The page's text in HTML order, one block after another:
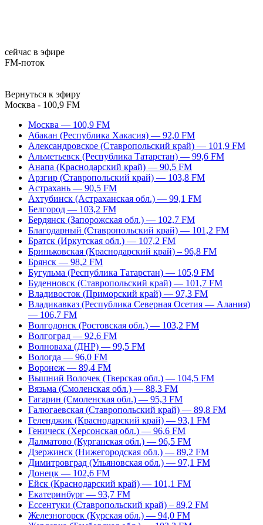
сейчас в эфире
FM-поток
Вернуться к эфиру
Москва - 100,9 FM
Москва — 100,9 FM
Абакан (Республика Хакасия) — 92,0 FM
Александровское (Ставропольский край) — 101,9 FM
Альметьевск (Республика Татарстан) — 99,6 FM
Анапа (Краснодарский край) — 90,5 FM
Арзгир (Ставропольский край) — 103,8 FM
Астрахань — 90,5 FM
Ахтубинск (Астраханская обл.) — 99,1 FM
Белгород — 103,2 FM
Бердянск (Запорожская обл.) — 102,7 FM
Благодарный (Ставропольский край) — 101,2 FM
Братск (Иркутская обл.) — 107,2 FM
Бриньковская (Краснодарский край) – 96,8 FM
Брянск — 98,2 FM
Бугульма (Республика Татарстан) — 105,9 FM
Буденновск (Ставропольский край) — 101,7 FM
Владивосток (Приморский край) — 97,3 FM
Владикавказ (Республика Северная Осетия — Алания)
— 106,7 FM
Волгодонск (Ростовская обл.) — 103,2 FM
Волгоград — 92,6 FM
Волноваха (ДНР) — 99,5 FM
Вологда — 96,0 FM
Воронеж — 89,4 FM
Вышний Волочек (Тверская обл.) — 104,5 FM
Вязьма (Смоленская обл.) — 88,3 FM
Гагарин (Смоленская обл.) — 95,3 FM
Галюгаевская (Ставропольский край) — 89,8 FM
Геленджик (Краснодарский край) — 93,1 FM
Геническ (Херсонская обл.) — 96,6 FM
Далматово (Курганская обл.) — 96,5 FM
Дзержинск (Нижегородская обл.) — 89,2 FM
Димитровград (Ульяновская обл.) — 97,1 FM
Донецк — 102,6 FM
Ейск (Краснодарский край) — 101,1 FM
Екатеринбург — 93,7 FM
Ессентуки (Ставропольский край) – 89,2 FM
Железногорск (Курская обл.) — 94,0 FM